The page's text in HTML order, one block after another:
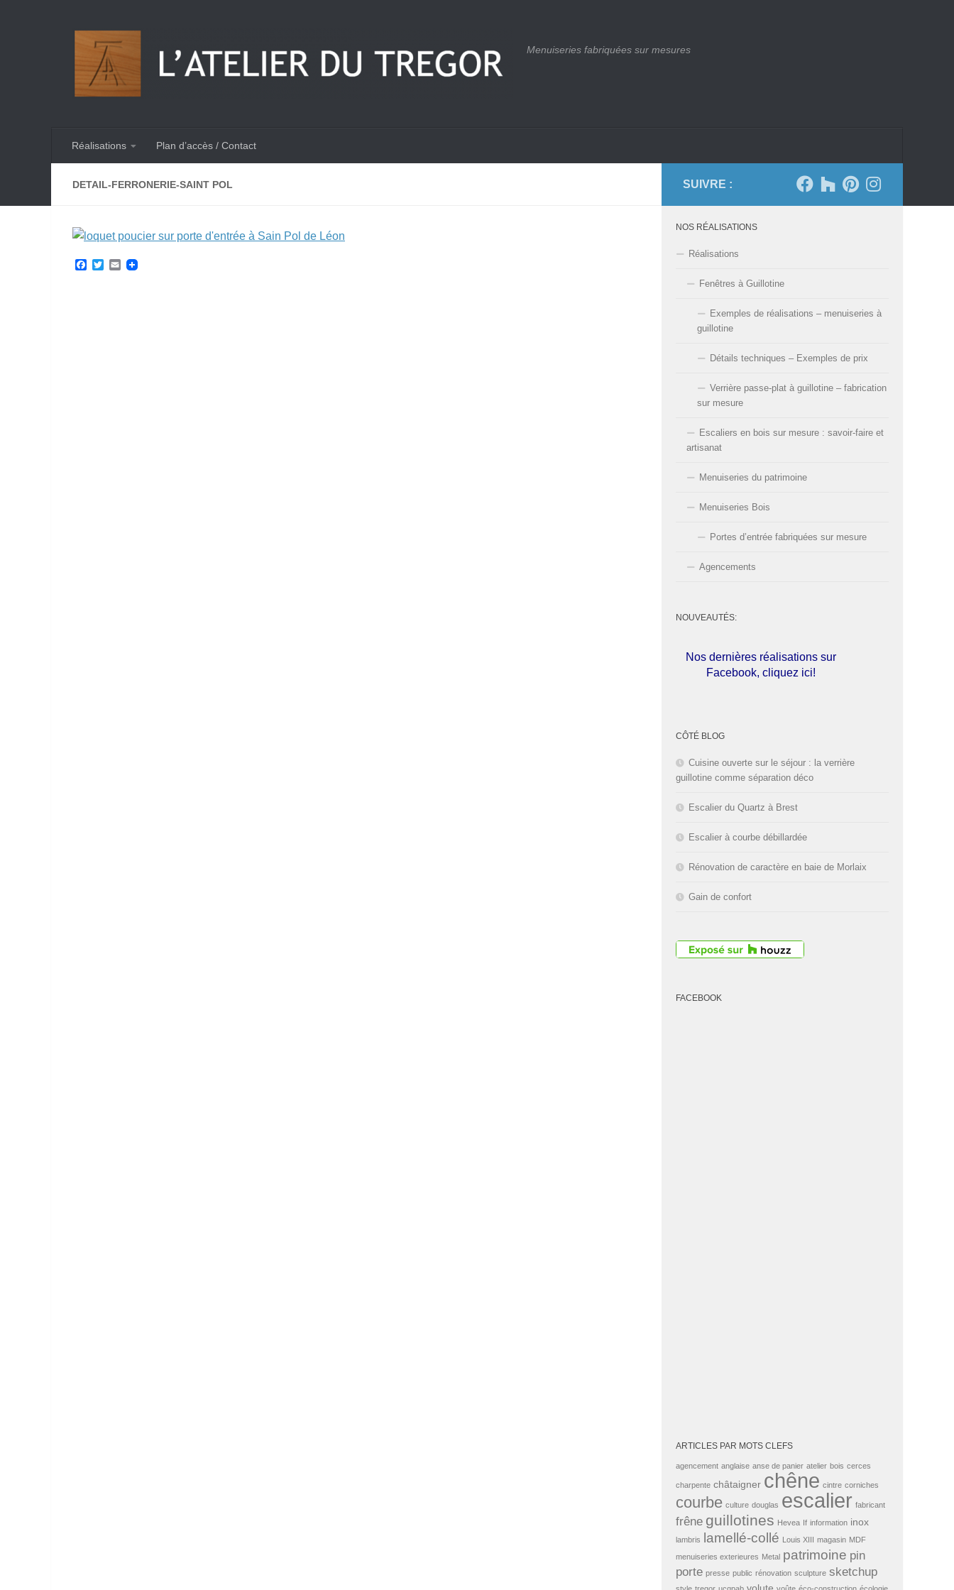
Menuiseries fabriquées sur mesures
Réalisations Plan d’accès / Contact
DETAIL-FERRONERIE-SAINT POL
Facebook
Twitter
Email
SUIVRE :
NOS RÉALISATIONS
Réalisations
Fenêtres à Guillotine
Exemples de réalisations – menuiseries à
guillotine
Détails techniques – Exemples de prix
Verrière passe-plat à guillotine – fabrication
sur mesure
Escaliers en bois sur mesure : savoir-faire et
artisanat
Menuiseries du patrimoine
Menuiseries Bois
Portes d’entrée fabriquées sur mesure
Agencements
NOUVEAUTÉS:
Nos dernières réalisations sur
Facebook, cliquez ici!
congés d'été du
CÔTÉ BLOG
Cuisine ouverte sur le séjour : la verrière
guillotine comme séparation déco
Escalier du Quartz à Brest
Escalier à courbe débillardée
Rénovation de caractère en baie de Morlaix
Gain de confort
FACEBOOK
ARTICLES PAR MOTS CLEFS
agencement anglaise anse de panier atelier bois cerces
charpente châtaigner chêne cintre corniches
courbe culture douglas escalier fabricant
frêne guillotines Hevea If information inox
lambris lamellé-collé Louis XIII magasin MDF
menuiseries exterieures Metal patrimoine pin
porte presse public rénovation sculpture sketchup